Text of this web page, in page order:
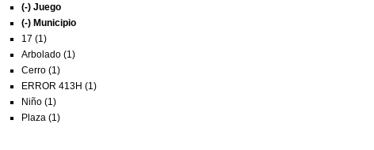
(-) Juego
(-) Municipio
17 (1)
Arbolado (1)
Cerro (1)
ERROR 413H (1)
Niño (1)
Plaza (1)